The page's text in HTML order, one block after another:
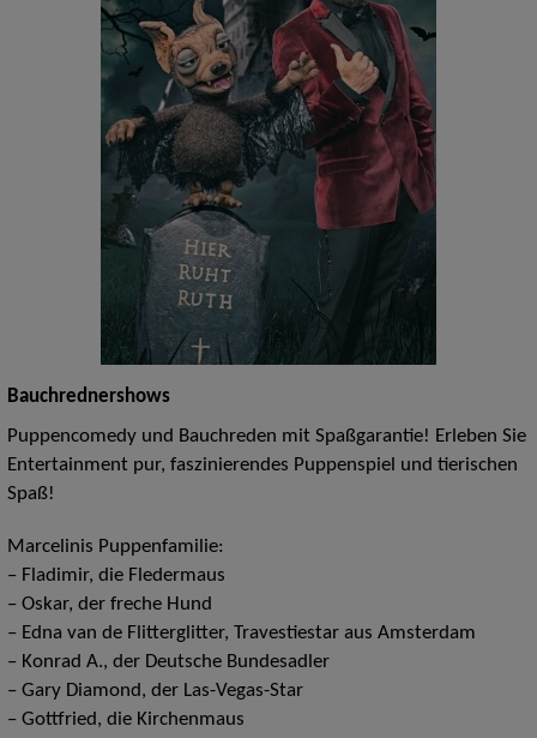
Bauchrednershows
Puppencomedy und Bauchreden mit Spaßgarantie! Erleben Sie
Entertainment pur, faszinierendes Puppenspiel und tierischen
Spaß!
Marcelinis Puppenfamilie:
– Fladimir, die Fledermaus
– Oskar, der freche Hund
– Edna van de Flitterglitter, Travestiestar aus Amsterdam
– Konrad A., der Deutsche Bundesadler
– Gary Diamond, der Las-Vegas-Star
– Gottfried, die Kirchenmaus